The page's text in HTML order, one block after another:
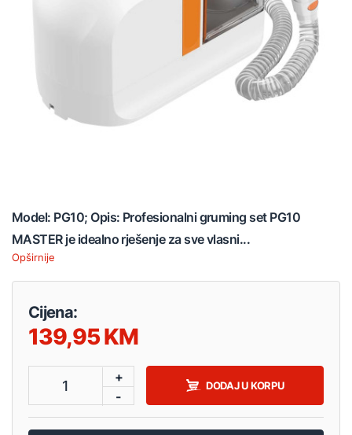
Model: PG10; Opis: Profesionalni gruming set PG10
MASTER je idealno rješenje za sve vlasni...
Opširnije
Cijena:
139,95
1
+
-
DODAJ U KORPU